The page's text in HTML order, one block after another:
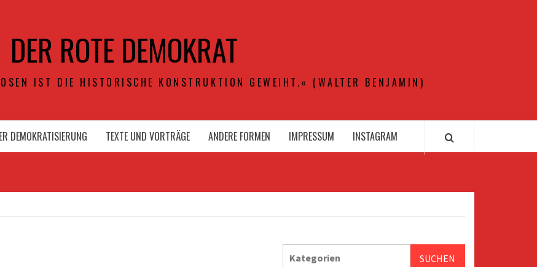
DER ROTE DEMOKRAT
IST DIE HISTORISCHE KONSTRUKTION GEWEIHT.« (WALTER BENJAMIN)
DEMOKRATISIERUNG TEXTE UND VORTRÄGE ANDERE FORMEN IMPRESSUM INSTAGRAM
SUCHEN SUCHEN